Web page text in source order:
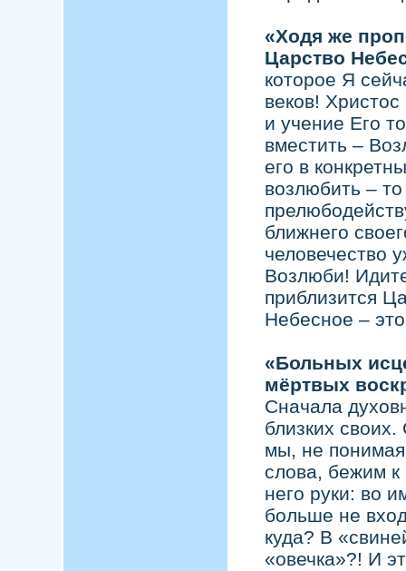
«Ходя же
Царство
которое Я
веков!
и учение Его
вместить –
его в
возлюбить –
ближнего
человечество
Возлюби!
приблизится
Небесное –
«Больных
мёртвых
Сначала
близких
мы, не
слова, бежим к
него руки: во
больше не
куда? В
«овечка»?! И